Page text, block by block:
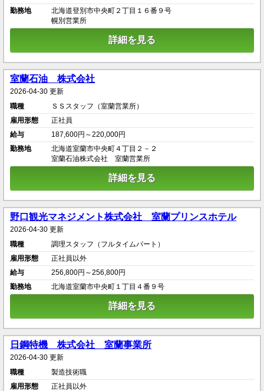
勤務地
北海道登別市中央町２丁目１６番９号
幌別営業所
詳細を見る
室蘭石油 株式会社
2026-04-30 更新
職種
ＳＳスタッフ（室蘭営業所）
雇用形態
正社員
給与
187,600円～220,000円
勤務地
北海道室蘭市中央町４丁目２－２
室蘭石油株式会社 室蘭営業所
詳細を見る
野口観光マネジメント株式会社 室蘭プリンスホテル
2026-04-30 更新
職種
調理スタッフ（フルタイムパート）
雇用形態
正社員以外
給与
256,800円～256,800円
勤務地
北海道室蘭市中央町１丁目４番９号
詳細を見る
日鋼特機 株式会社 室蘭事業所
2026-04-30 更新
職種
製造技術職
雇用形態
正社員以外